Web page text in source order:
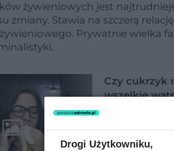
żywieniowych jest
zmiany. Stawia na szczerą
Prywatnie wielka
Czy cukrzyk
wszelkie
Drogi Użytkowniku,